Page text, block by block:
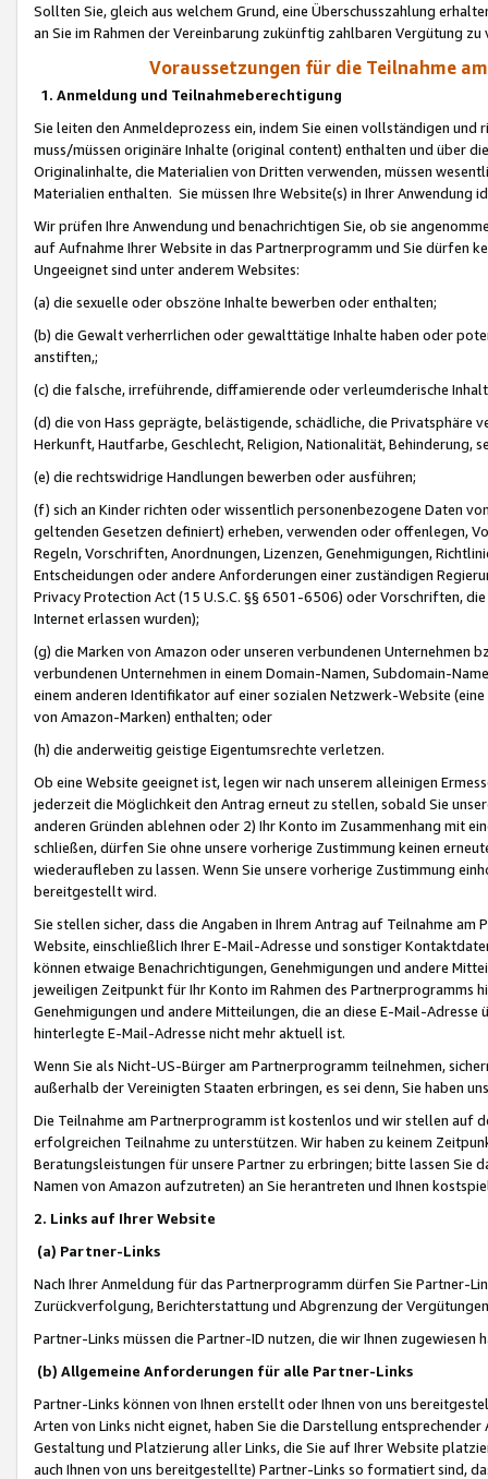
Sollten Sie, gleich aus welchem Grund, eine Überschusszahlung
an Sie im Rahmen der Vereinbarung zukünftig zahlbaren Vergütung zu
Voraussetzungen für die Teilnahme
1. Anmeldung und Teilnahmeberechtigung
Sie leiten den Anmeldeprozess ein, indem Sie einen vollständigen
muss/müssen originäre Inhalte (original content) enthalten und über
Originalinhalte, die Materialien von Dritten verwenden, müssen
Materialien enthalten. Sie müssen Ihre Website(s) in Ihrer Anwendung
Wir prüfen Ihre Anwendung und benachrichtigen Sie, ob sie
auf Aufnahme Ihrer Website in das Partnerprogramm und Sie dürfen
Ungeeignet sind unter anderem Websites:
(a) die sexuelle oder obszöne Inhalte bewerben oder enthalten;
(b) die Gewalt verherrlichen oder gewalttätige Inhalte haben oder
anstiften,;
(c) die falsche, irreführende, diffamierende oder verleumderische
(d) die von Hass geprägte, belästigende, schädliche, die Privatsphäre
Herkunft, Hautfarbe, Geschlecht, Religion, Nationalität, Behinderung,
(e) die rechtswidrige Handlungen bewerben oder ausführen;
(f) sich an Kinder richten oder wissentlich personenbezogene Daten
geltenden Gesetzen definiert) erheben, verwenden oder offenlegen,
Regeln, Vorschriften, Anordnungen, Lizenzen, Genehmigungen,
Entscheidungen oder andere Anforderungen einer zuständigen
Privacy Protection Act (15 U.S.C. §§ 6501-6506) oder Vorschriften,
Internet erlassen wurden);
(g) die Marken von Amazon oder unseren verbundenen Unternehmen
verbundenen Unternehmen in einem Domain-Namen, Subdomain-
einem anderen Identifikator auf einer sozialen Netzwerk-Website
von Amazon-Marken) enthalten; oder
(h) die anderweitig geistige Eigentumsrechte verletzen.
Ob eine Website geeignet ist, legen wir nach unserem alleinigen
jederzeit die Möglichkeit den Antrag erneut zu stellen, sobald Sie
anderen Gründen ablehnen oder 2) Ihr Konto im Zusammenhang mit
schließen, dürfen Sie ohne unsere vorherige Zustimmung keinen
wiederaufleben zu lassen. Wenn Sie unsere vorherige Zustimmung
bereitgestellt wird.
Sie stellen sicher, dass die Angaben in Ihrem Antrag auf Teilnahme
Website, einschließlich Ihrer E-Mail-Adresse und sonstiger
können etwaige Benachrichtigungen, Genehmigungen und andere
jeweiligen Zeitpunkt für Ihr Konto im Rahmen des Partnerprogramms
Genehmigungen und andere Mitteilungen, die an diese E-Mail-
hinterlegte E-Mail-Adresse nicht mehr aktuell ist.
Wenn Sie als Nicht-US-Bürger am Partnerprogramm teilnehmen,
außerhalb der Vereinigten Staaten erbringen, es sei denn, Sie haben
Die Teilnahme am Partnerprogramm ist kostenlos und wir stellen auf
erfolgreichen Teilnahme zu unterstützen. Wir haben zu keinem
Beratungsleistungen für unsere Partner zu erbringen; bitte lassen Sie
Namen von Amazon aufzutreten) an Sie herantreten und Ihnen
2. Links auf Ihrer Website
(a) Partner-Links
Nach Ihrer Anmeldung für das Partnerprogramm dürfen Sie Partner-
Zurückverfolgung, Berichterstattung und Abgrenzung der
Partner-Links müssen die Partner-ID nutzen, die wir Ihnen zugewiesen
(b) Allgemeine Anforderungen für alle Partner-Links
Partner-Links können von Ihnen erstellt oder Ihnen von uns
Arten von Links nicht eignet, haben Sie die Darstellung
Gestaltung und Platzierung aller Links, die Sie auf Ihrer Website
auch Ihnen von uns bereitgestellte) Partner-Links so formatiert sind,